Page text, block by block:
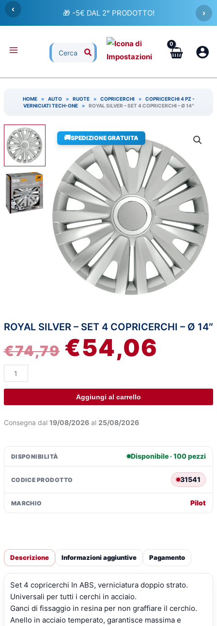
Vai
contenuto
‹ 🎁 -5€ DAL 2° PRODOTTO! ›
Ricerca
per:
HOME » AUTO » RUOTE » COPRICERCHI »
COPRICERCHI 4 PZ -
VERNICIATI TECH-ONE
» ROYAL SILVER – SET 4 COPRICERCHI – Ø 14″
🚚SPEDIZIONE GRATUITA
ROYAL SILVER – SET 4 COPRICERCHI – Ø 14″
€74,79
IL
PREZZO
ERA:
€74,79.
€54,06
IL
Royal
-
copricerchi
Ø
quantità
Aggiungi al carrello
Consegna dal 19/08/2026al 25/08/2026
DISPONIBILITÀ Disponibile · 100 pezzi
CODICE PRODOTTO 31541
MARCHIO Pilot
Descrizione Informazioni aggiuntive Pagamento
Set 4 copricerchi In ABS, verniciatura doppio strato.
Universali per tutti i cerchi in acciaio.
Ganci di fissaggio in resina per non graffiare il cerchio.
Anello in acciaio temperato, garantisce massima e